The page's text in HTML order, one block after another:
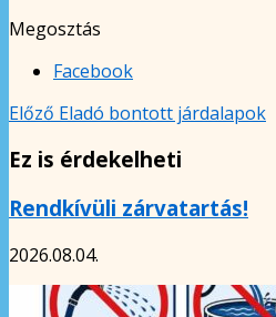
Megosztás
Facebook
Előző Eladó bontott járdalapok
Ez is érdekelheti
Rendkívüli zárvatartás!
2026.08.04.